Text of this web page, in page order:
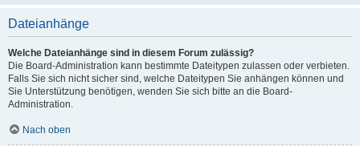
Dateianhänge
Welche Dateianhänge sind in diesem Forum zulässig?
Die Board-Administration kann bestimmte Dateitypen zulassen oder verbieten.
Falls Sie sich nicht sicher sind, welche Dateitypen Sie anhängen können und
Sie Unterstützung benötigen, wenden Sie sich bitte an die Board-
Administration.
Nach oben